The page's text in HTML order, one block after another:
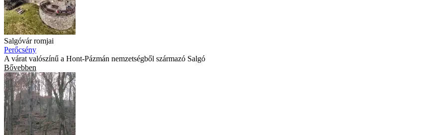
Salgóvár romjai
Perőcsény
A várat valószínű a Hont-Pázmán nemzetségből származó Salgó
Bővebben